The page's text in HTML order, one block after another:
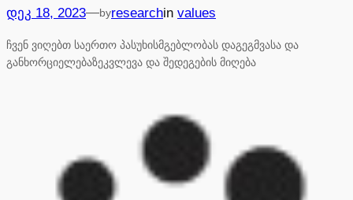
დეკ 18, 2023—byresearchin values
ჩვენ ვიღებთ საერთო პასუხისმგებლობას დაგეგმვასა და
განხორციელებაზეკვლევა და შედეგების მიღება